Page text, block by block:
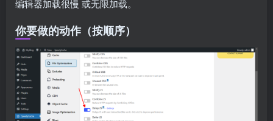
编辑器加载很慢 或无限加载。
你要做的动作（按顺序）